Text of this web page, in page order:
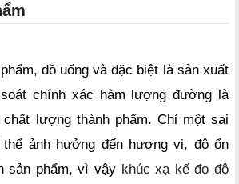
đồ uống và đặc biệt là sản xuất
chính xác hàm lượng đường là
lượng thành phẩm. Chỉ một sai
thể ảnh hưởng đến hương vị, độ ổn
sản phẩm, vì vậy khúc xạ kế đo độ